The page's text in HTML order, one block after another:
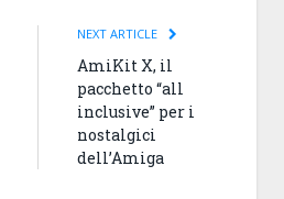
NEXT ARTICLE
AmiKit X, il
pacchetto “all
inclusive” per i
nostalgici
dell’Amiga